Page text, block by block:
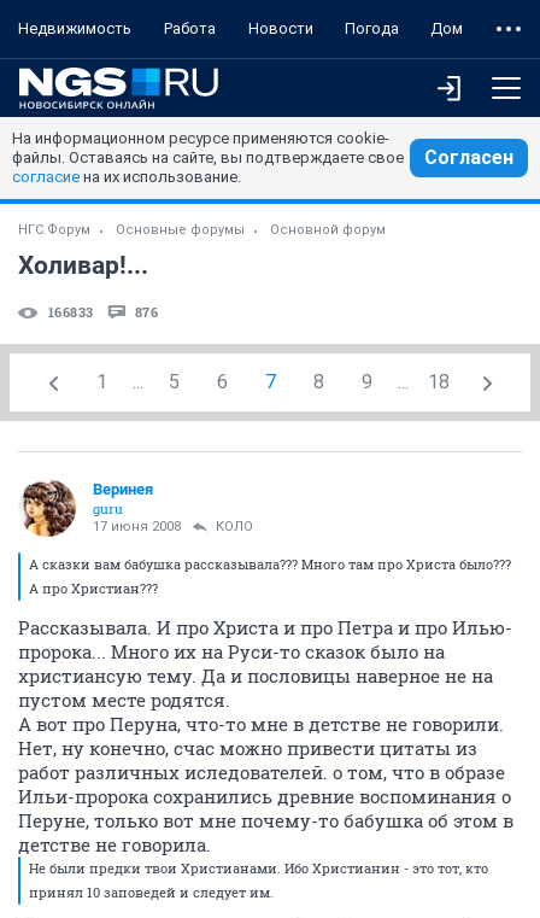
Недвижимость Работа Новости Погода Дом
На информационном ресурсе применяются cookie-
файлы. Оставаясь на сайте, вы подтверждаете свое
согласие на их использование.
Согласен
НГС.Форум Основные форумы Основной форум
Холивар!...
166833 876
1 ... 5 6 7 8 9 ... 18
Веринея
guru
17 июня 2008 КОЛО
А сказки вам бабушка рассказывала??? Много там про Христа было???
А про Христиан???
Рассказывала. И про Христа и про Петра и про Илью-
пророка... Много их на Руси-то сказок было на
христиансую тему. Да и пословицы наверное не на
пустом месте родятся.
А вот про Перуна, что-то мне в детстве не говорили.
Нет, ну конечно, счас можно привести цитаты из
работ различных иследователей. о том, что в образе
Ильи-пророка сохранились древние воспоминания о
Перуне, только вот мне почему-то бабушка об этом в
детстве не говорила.
Не были предки твои Христианами. Ибо Христианин - это тот, кто
принял 10 заповедей и следует им.